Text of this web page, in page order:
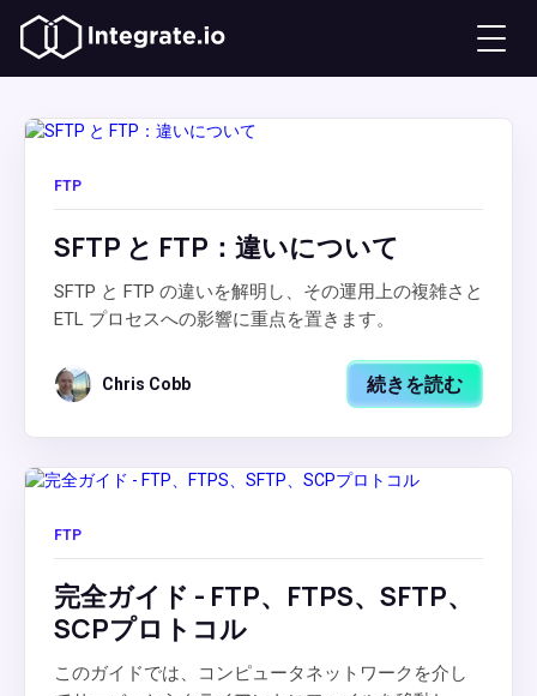
FTP
SFTP と FTP：違いについて
SFTP と FTP の違いを解明し、その運用上の複雑さと
ETL プロセスへの影響に重点を置きます。
Chris Cobb 続きを読む
FTP
完全ガイド - FTP、FTPS、SFTP、
SCPプロトコル
このガイドでは、コンピュータネットワークを介し